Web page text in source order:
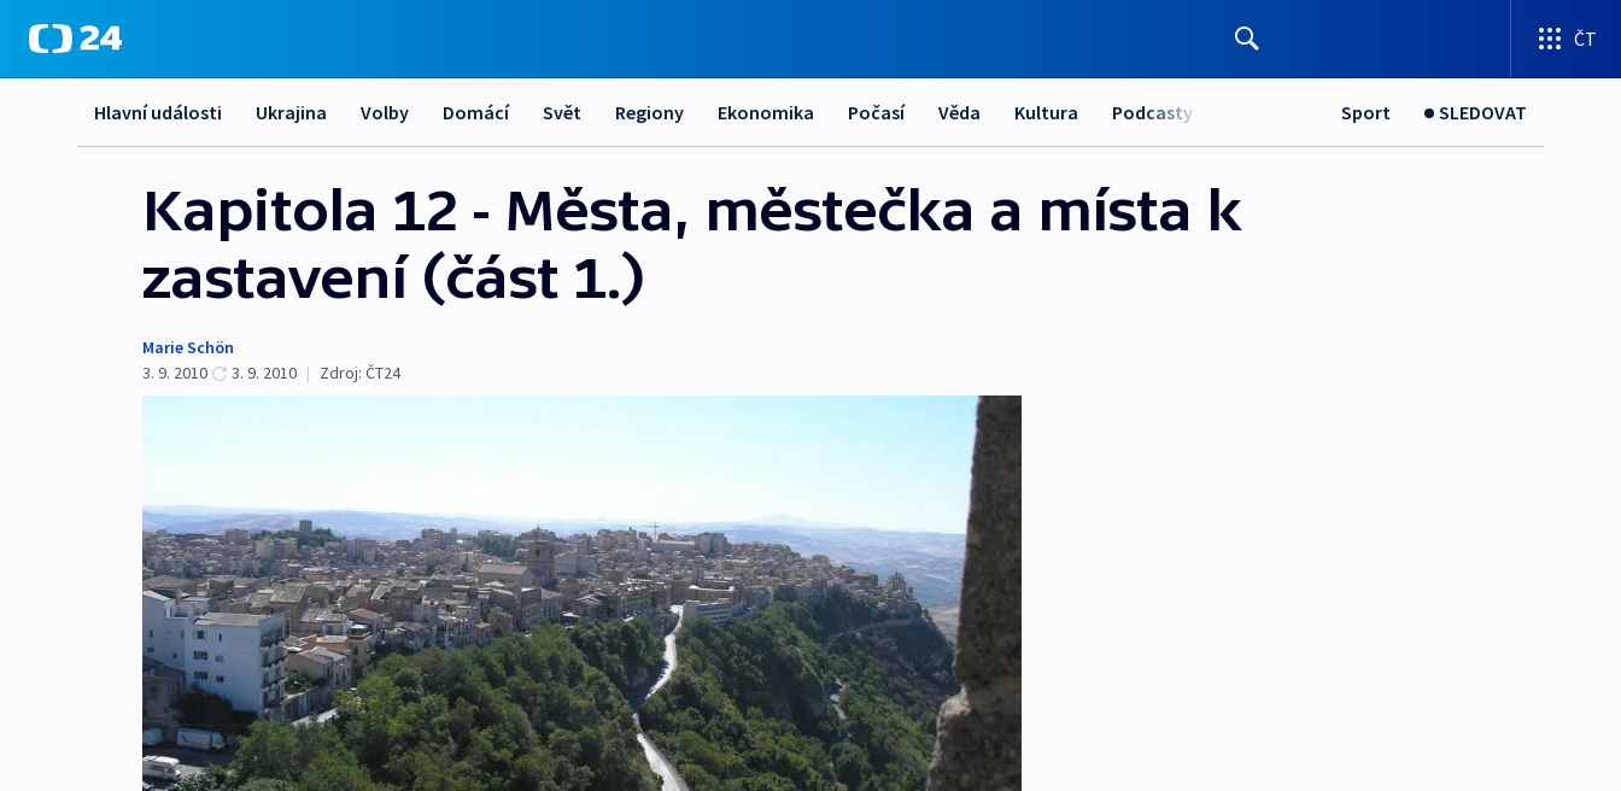
ČT
Hlavní události Ukrajina Volby Domácí Svět Regiony Ekonomika Počasí Věda Kultura Podcasty Sport SLEDOVAT
Kapitola 12 - Města, městečka a místa k
zastavení (část 1.)
Marie Schön
3. 9. 2010
3. 9. 2010 | Zdroj: ČT24